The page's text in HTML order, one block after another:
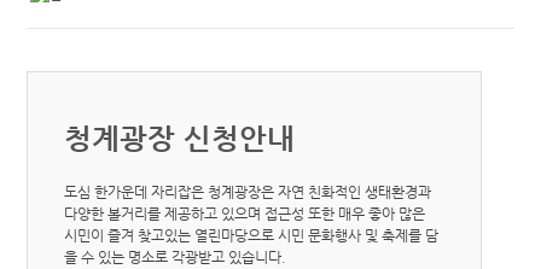
청계광장 신청안내
도심 한가운데 자리잡은 청계광장은 자연 친화적인 생태환경과
다양한 볼거리를 제공하고 있으며 접근성 또한 매우 좋아 많은
시민이 즐겨 찾고있는 열린마당으로 시민 문화행사 및 축제를 담
을 수 있는 명소로 각광받고 있습니다.